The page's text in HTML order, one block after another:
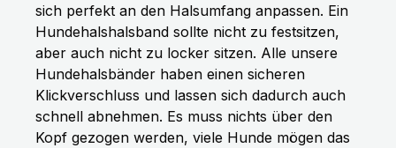
sich perfekt an den Halsumfang anpassen. Ein
Hundehalshalsband sollte nicht zu festsitzen,
aber auch nicht zu locker sitzen. Alle unsere
Hundehalsbänder haben einen sicheren
Klickverschluss und lassen sich dadurch auch
schnell abnehmen. Es muss nichts über den
Kopf gezogen werden, viele Hunde mögen das